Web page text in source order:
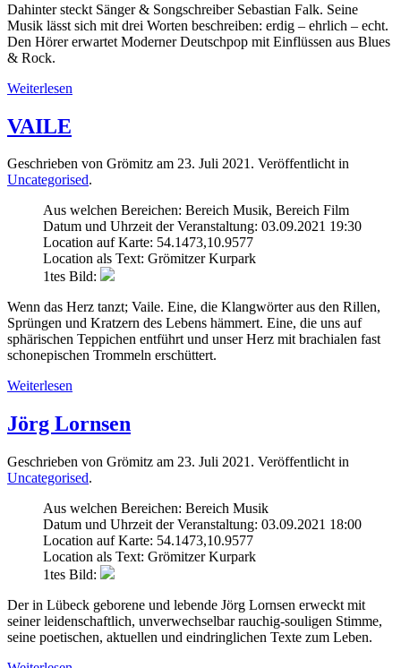
Dahinter steckt Sänger & Songschreiber Sebastian Falk. Seine
Musik lässt sich mit drei Worten beschreiben: erdig – ehrlich – echt.
Den Hörer erwartet Moderner Deutschpop mit Einflüssen aus Blues
& Rock.
Weiterlesen
VAILE
Geschrieben von Grömitz am 23. Juli 2021. Veröffentlicht in
Uncategorised.
Aus welchen Bereichen: Bereich Musik, Bereich Film
Datum und Uhrzeit der Veranstaltung: 03.09.2021 19:30
Location auf Karte: 54.1473,10.9577
Location als Text: Grömitzer Kurpark
1tes Bild:
Wenn das Herz tanzt; Vaile. Eine, die Klangwörter aus den Rillen,
Sprüngen und Kratzern des Lebens hämmert. Eine, die uns auf
sphärischen Teppichen entführt und unser Herz mit brachialen fast
schonepischen Trommeln erschüttert.
Weiterlesen
Jörg Lornsen
Geschrieben von Grömitz am 23. Juli 2021 . Veröffentlicht in
Uncategorised.
Aus welchen Bereichen: Bereich Musik
Datum und Uhrzeit der Veranstaltung: 03.09.2021 18:00
Location auf Karte: 54.1473,10.9577
Location als Text: Grömitzer Kurpark
1tes Bild:
Der in Lübeck geborene und lebende Jörg Lornsen erweckt mit
seiner leidenschaftlich, unverwechselbar rauchig-souligen Stimme,
seine poetischen, aktuellen und eindringlichen Texte zum Leben.